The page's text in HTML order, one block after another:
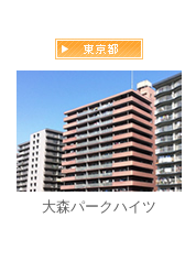
大森パークハイツ